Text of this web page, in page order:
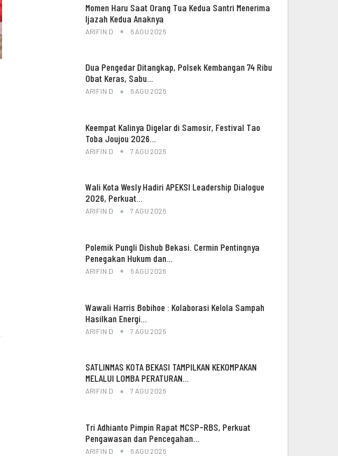
Momen Haru Saat Orang Tua Kedua Santri Menerima
Ijazah Kedua Anaknya
ARIFIN D 6 AGU 2026
Dua Pengedar Ditangkap, Polsek Kembangan 74 Ribu
Obat Keras, Sabu…
ARIFIN D 6 AGU 2026
Keempat Kalinya Digelar di Samosir, Festival Tao
Toba Joujou 2026…
ARIFIN D 7 AGU 2026
Wali Kota Wesly Hadiri APEKSI Leadership Dialogue
2026, Perkuat…
ARIFIN D 7 AGU 2026
Polemik Pungli Dishub Bekasi. Cermin Pentingnya
Penegakan Hukum dan…
ARIFIN D 6 AGU 2026
Wawali Harris Bobihoe : Kolaborasi Kelola Sampah
Hasilkan Energi…
ARIFIN D 7 AGU 2026
SATLINMAS KOTA BEKASI TAMPILKAN KEKOMPAKAN
MELALUI LOMBA PERATURAN…
ARIFIN D 7 AGU 2026
Tri Adhianto Pimpin Rapat MCSP-RBS, Perkuat
Pengawasan dan Pencegahan…
ARIFIN D 6 AGU 2026